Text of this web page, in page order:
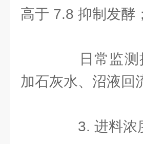
高于 7.8 抑制发酵；
日常监测挥
加石灰水、沼液回
3. 进料浓